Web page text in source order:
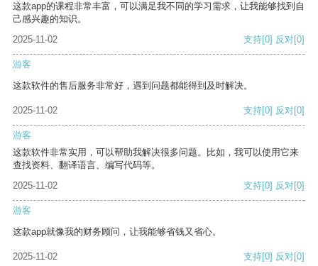
这款app的课程非常丰富，可以满足我不同的学习需求，让我能够找到自
己感兴趣的知识。
2025-11-02
支持[0] 反对[0]
游客
这款软件的售后服务非常好，遇到问题都能得到及时解决。
2025-11-02 支持[0] 反对[0]
游客
这款软件非常实用，可以帮助我解决很多问题。比如，我可以使用它来
查找资料、翻译语言、编写代码等。
2025-11-02
支持[0] 反对[0]
游客
这款app就像我的财务顾问，让我能够省钱又省心。
2025-11-02 支持[0] 反对[0]